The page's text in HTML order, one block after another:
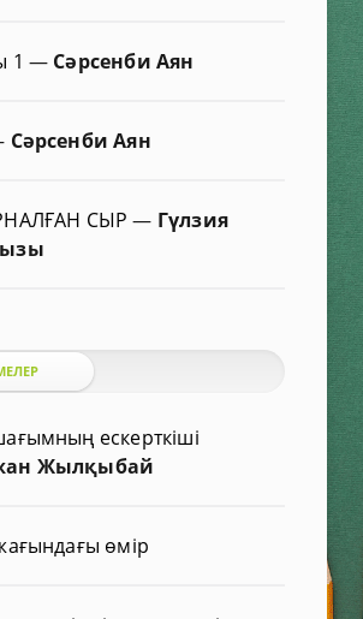
1 — Сәрсенби Аян
Сәрсенби Аян
СЫР— Гүлзия
ескерткіші
Жылқыбай
өмір